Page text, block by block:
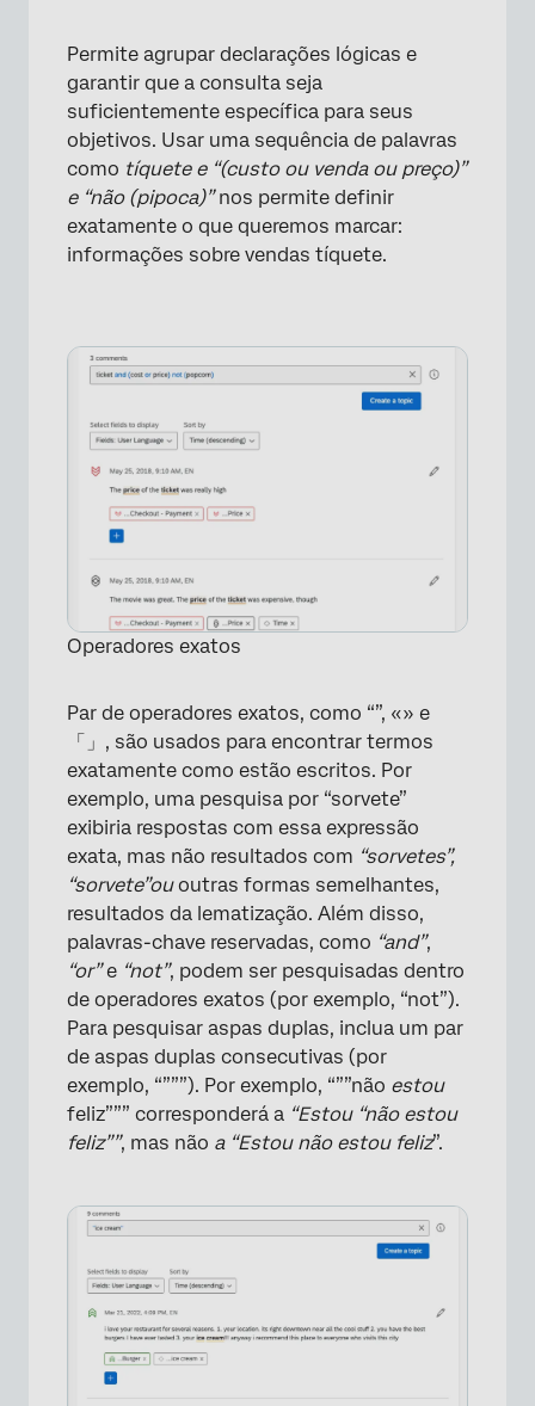
×
Permite agrupar declarações lógicas e
garantir que a consulta seja
suficientemente específica para seus
objetivos. Usar uma sequência de palavras
como tíquete e “(custo ou venda ou preço)”
e “não (pipoca)”nos permite definir
exatamente o que queremos marcar:
informações sobre vendas tíquete.
Operadores exatos
Par de operadores exatos, como “”, «» e
「」, são usados para encontrar termos
exatamente como estão escritos. Por
exemplo, uma pesquisa por “sorvete”
exibiria respostas com essa expressão
exata, mas não resultados com “sorvetes”,
“sorvete”ououtras formas semelhantes,
resultados da lematização. Além disso,
palavras-chave reservadas, como “and”,
“or”e “not”, podem ser pesquisadas dentro
de operadores exatos (por exemplo, “not”).
Para pesquisar aspas duplas, inclua um par
de aspas duplas consecutivas (por
exemplo, “”””). Por exemplo, “””não estou
feliz””” corresponderá a “Estou “não estou
feliz””, mas não a “Estou não estou feliz”.